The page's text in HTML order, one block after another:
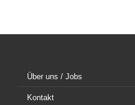
Über uns / Jobs
Kontakt